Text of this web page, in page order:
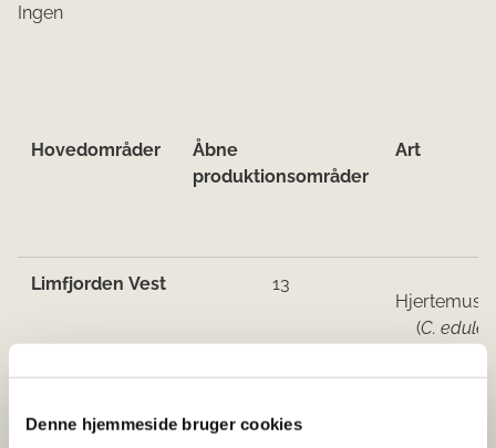
Denne hjemmeside bruger cookies
Ingen
Hove​d​​områder
Åbne
produktionsområder
Art
Limfjorden Vest
13
(C. edule